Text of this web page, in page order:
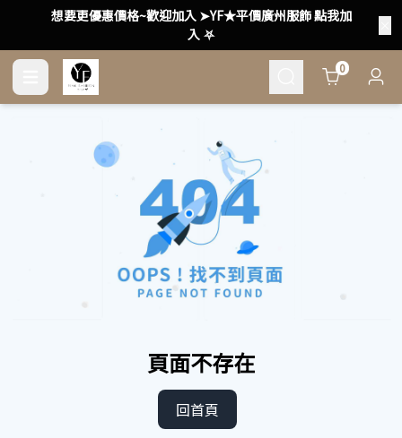
想要更優惠價格~歡迎加入 ➤YF★平價廣州服飾 點我加
入 ⛧
Cart0
頁面不存在
回首頁